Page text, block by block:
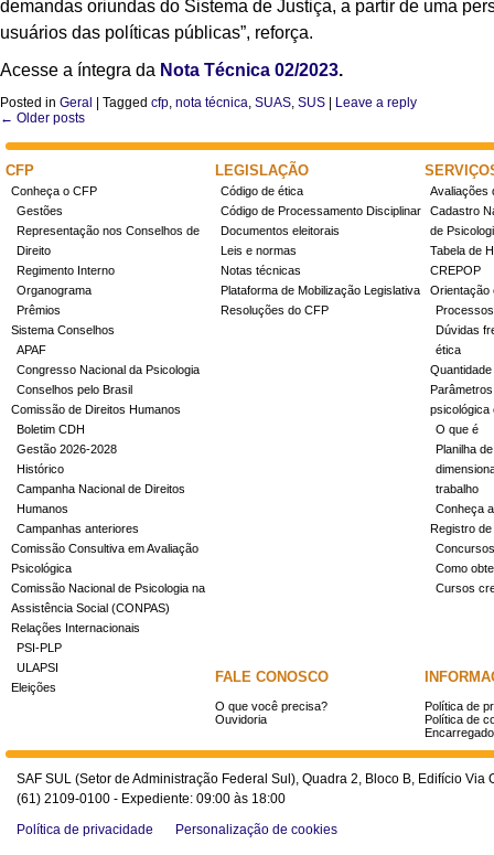
demandas oriundas do Sistema de Justiça, a partir de uma
usuários das políticas públicas”, reforça.
Acesse a íntegra da Nota Técnica 02/2023.
Posted in Geral Tagged cfp, nota técnica, SUAS, SUS
Leave a reply
← Older posts
CFP
Conheça o CFP
Gestões
Representação nos Conselhos de
Direito
Regimento Interno
Organograma
Prêmios
Sistema Conselhos
APAF
Congresso Nacional da Psicologia
Conselhos pelo Brasil
Comissão de Direitos Humanos
Boletim CDH
Gestão 2026-2028
Histórico
Campanha Nacional de Direitos
Humanos
Campanhas anteriores
Comissão Consultiva em Avaliação
Psicológica
Comissão Nacional de Psicologia na
Assistência Social (CONPAS)
Relações Internacionais
PSI-PLP
ULAPSI
Eleições
LEGISLAÇÃO
Código de ética
Código de Processamento Disciplinar
Documentos eleitorais
Leis e normas
Notas técnicas
Plataforma de Mobilização Legislativa
Resoluções do CFP
Avaliações
Cadastro
de
Tabela de
CREPOP
Orientação
Dúvidas
ética
psicológica
O que é
Planilha
trabalho
Conheça
Registro
Concursos
Como
Cursos
FALE CONOSCO
O que você precisa?
Ouvidoria
Política de
Política de
SAF SUL (Setor de Administração Federal Sul), Quadra 2, Bloco B, Edifício
(61) 2109-0100 - Expediente: 09:00 às 18:00
Política de privacidade
Personalização de cookies